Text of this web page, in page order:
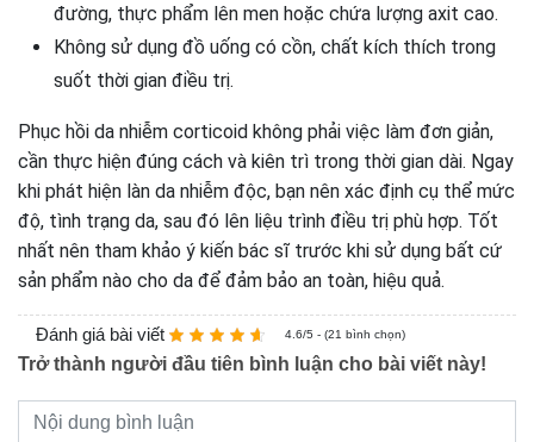
đường, thực phẩm lên men hoặc chứa lượng axit cao.
Không sử dụng đồ uống có cồn, chất kích thích trong
suốt thời gian điều trị.
Phục hồi da nhiễm corticoid không phải việc làm đơn giản,
cần thực hiện đúng cách và kiên trì trong thời gian dài. Ngay
khi phát hiện làn da nhiễm độc, bạn nên xác định cụ thể mức
độ, tình trạng da, sau đó lên liệu trình điều trị phù hợp. Tốt
nhất nên tham khảo ý kiến bác sĩ trước khi sử dụng bất cứ
sản phẩm nào cho da để đảm bảo an toàn, hiệu quả.
Đánh giá bài viết 4.6/5 - (21 bình chọn)
Trở thành người đầu tiên bình luận cho bài viết này!